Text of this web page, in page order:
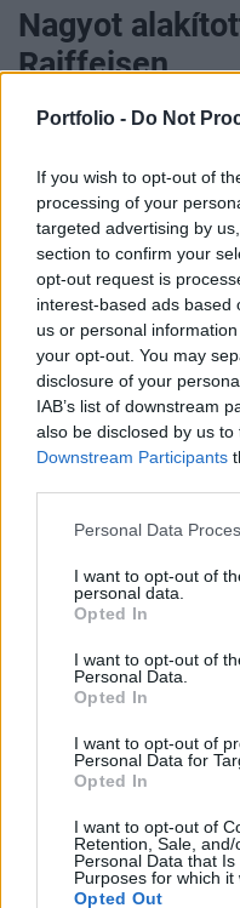
Portfolio - Do Not
If you wish to opt-out of
processing of your
targeted advertising by
section to confirm your
opt-out request is
interest-based ads based
us or personal
your opt-out. You may
disclosure of your
IAB’s list of downstream
also be disclosed by us
Downstream Participants
Personal Data
I want to opt-out of
personal data.
Opted In
I want to opt-out of
Personal Data.
Opted In
I want to opt-out of
Personal Data for
Opted In
I want to opt-out of
Retention, Sale,
Personal Data that
Purposes for which it
Opted Out
Nagyot
Raiffeisen
Portfolio
A működési
eredménysoron jobb
közölt a vártnál a
reggel. Az
után álló osztrák
nettó eredménye így
konszenzusát. A
negyedévben 18
Fontosabb
súlyozott eszközértéke
nem teljesítő hitelek
8,3%-ot ért el,
hozzájárulása a
KEDVES
A keresett cikk a
tartozik, melynek
regisztrációhoz kötött.
Az előfizetés a